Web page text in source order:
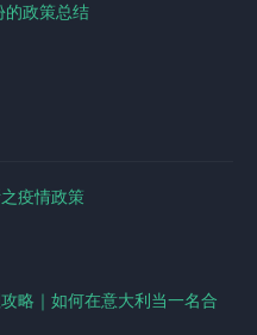
的政策总结
疫情政策
略｜如何在意大利当一名合